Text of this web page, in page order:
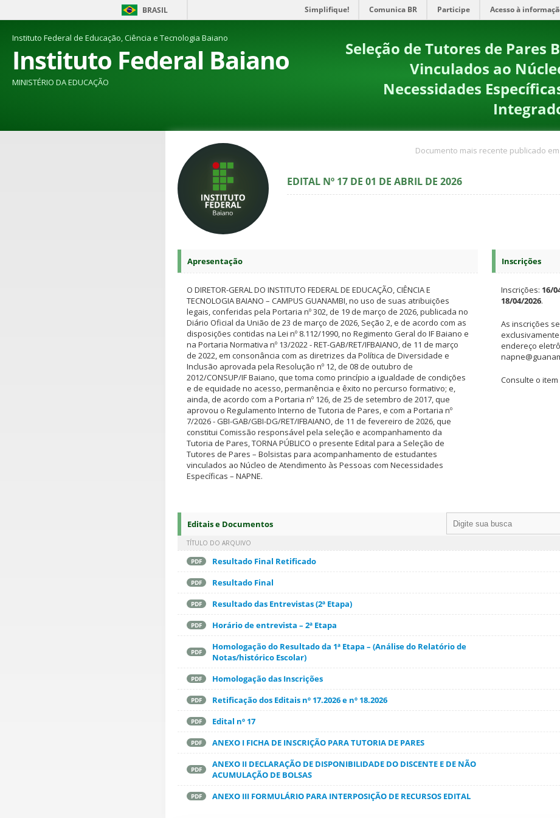
BRASIL Simplifique! Comunica BR Participe Acesso à
Instituto Federal de Educação, Ciência e Tecnologia Baiano
Instituto Federal Baiano
MINISTÉRIO DA EDUCAÇÃO
Seleção de Tutores de
Vinculados ao
Necessidades
Documento mais recente publicado em
EDITAL Nº 17 DE 01 DE ABRIL DE 2026
Apresentação
O DIRETOR-GERAL DO INSTITUTO FEDERAL DE EDUCAÇÃO, CIÊNCIA E
TECNOLOGIA BAIANO – CAMPUS GUANAMBI, no uso de suas atribuições
legais, conferidas pela Portaria nº 302, de 19 de março de 2026, publicada no
Diário Oficial da União de 23 de março de 2026, Seção 2, e de acordo com as
disposições contidas na Lei nº 8.112/1990, no Regimento Geral do IF Baiano e
na Portaria Normativa nº 13/2022 - RET-GAB/RET/IFBAIANO, de 11 de março
de 2022, em consonância com as diretrizes da Política de Diversidade e
Inclusão aprovada pela Resolução nº 12, de 08 de outubro de
2012/CONSUP/IF Baiano, que toma como princípio a igualdade de condições
e de equidade no acesso, permanência e êxito no percurso formativo; e,
ainda, de acordo com a Portaria nº 126, de 25 de setembro de 2017, que
aprovou o Regulamento Interno de Tutoria de Pares, e com a Portaria nº
7/2026 - GBI-GAB/GBI-DG/RET/IFBAIANO, de 11 de fevereiro de 2026, que
constitui Comissão responsável pela seleção e acompanhamento da
Tutoria de Pares, TORNA PÚBLICO o presente Edital para a Seleção de
Tutores de Pares – Bolsistas para acompanhamento de estudantes
vinculados ao Núcleo de Atendimento às Pessoas com Necessidades
Específicas – NAPNE.
Inscrições
Inscrições: 16/
18/04/2026.
As inscrições
endereço
Consulte o
Editais e Documentos
TÍTULO DO ARQUIVO
PDF Resultado Final Retificado
PDF Resultado Final
PDF Resultado das Entrevistas (2ª Etapa)
PDF Horário de entrevista – 2ª Etapa
PDF
Homologação do Resultado da 1ª Etapa – (Análise do Relatório de
Notas/histórico Escolar)
PDF Homologação das Inscrições
PDF Retificação dos Editais nº 17.2026 e nº 18.2026
PDF Edital nº 17
PDF ANEXO I FICHA DE INSCRIÇÃO PARA TUTORIA DE PARES
PDF
ANEXO II DECLARAÇÃO DE DISPONIBILIDADE DO DISCENTE E DE NÃO
ACUMULAÇÃO DE BOLSAS
PDF ANEXO III FORMULÁRIO PARA INTERPOSIÇÃO DE RECURSOS EDITAL